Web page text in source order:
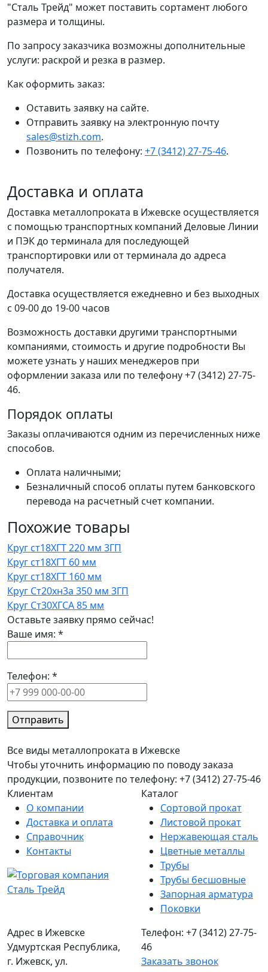
"Сталь Трейд" может поставить сортамент любого
размера и толщины.
По запросу заказчика возможны дополнительные
услуги: раскрой и резка в размер.
Как оформить заказ:
Оставить заявку на сайте.
Отправить заявку на электронную почту
sales@stizh.com.
Позвонить по телефону: +7 (3412) 27-75-46.
Доставка и оплата
Доставка металлопроката в Ижевске осуществляется
с помощью транспортных компаний Деловые Линии
и ПЭК до терминала для последующей
транспортировки или от терминала до адреса
получателя.
Доставка осуществляется ежедневно и без выходных
с 09-00 до 19-00 часов
Возможность доставки другими транспортными
компаниями, стоимость и другие подробности Вы
можете узнать у наших менеджеров при
оформлении заказа или по телефону +7 (3412) 27-75-
46.
Порядок оплаты
Заказы оплачиваются одним из перечисленных ниже
способов.
Оплата наличными;
Безналичный способ оплаты путем банковского
перевода на расчетный счет компании.
Похожие товары
Круг ст18ХГТ 220 мм 3ГП
Круг ст18ХГТ 60 мм
Круг ст18ХГТ 160 мм
Круг Ст20хн3а 350 мм 3ГП
Круг Ст30ХГСА 85 мм
Оставьте заявку прямо сейчас!
Ваше имя: *
Телефон: *
Отправить
Все виды металлопроката в Ижевске
Чтобы уточнить информацию по поводу заказа
продукции, позвоните по телефону: +7 (3412) 27-75-46
Клиентам
О компании
Доставка и оплата
Справочник
Контакты
Каталог
Сортовой прокат
Листовой прокат
Нержавеющая сталь
Цветные металлы
Трубы
Трубы бесшовные
Запорная арматура
Поковки
Адрес в Ижевске
Удмуртская Республика,
г. Ижевск, ул.
Телефон: +7 (3412) 27-75-
46
Заказать звонок